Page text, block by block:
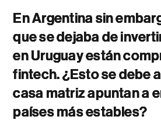
En Argentina sin
que se dejaba de
en Uruguay están
fintech. ¿Esto se debe
casa matriz apuntan a
países más estables?